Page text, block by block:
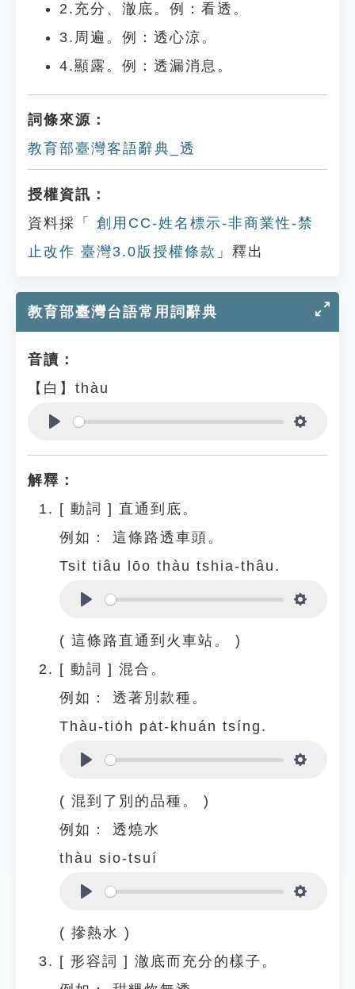
2.充分、澈底。例：看透。
3.周遍。例：透心涼。
4.顯露。例：透漏消息。
詞條來源：
教育部臺灣客語辭典_透
授權資訊：
資料採「
創用CC-姓名標示-非商業性-禁
止改作 臺灣3.0版授權條款 」釋出
教育部臺灣台語常用詞辭典
音讀：
【白】thàu
解釋：
[ 動詞 ] 直通到底。
例如：
這條路透車頭。
Tsit tiâu lōo thàu tshia-thâu.
( 這條路直通到火車站。 )
[ 動詞 ] 混合。
例如：
透著別款種。
Thàu-tio̍h pa̍t-khuán tsíng.
( 混到了別的品種。 )
例如：
透燒水
thàu sio-tsuí
( 摻熱水 )
[ 形容詞 ] 澈底而充分的樣子。